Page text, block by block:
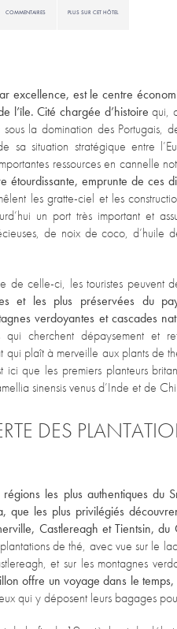
COMMENTAIRES PLUS SUR CET HÔTEL
excellence, est le centre
l’île. Cité chargée d’histoire qui,
sous la domination des Portugais,
sa situation stratégique entre
ressources en cannelle
étourdissante, emprunte de ces
les gratte-ciel et les
un port très important et
de noix de coco, d’huile
de celle-ci, les touristes peuvent
et les plus préservées du
verdoyantes et cascades
cherchent dépaysement et
qui plaît à merveille aux plants de
ici que les premiers planteurs
sinensis venus d’Inde et de
DES
les plus authentiques du
que les plus privilégiés
Castlereagh et Tientsin, du
de thé, avec vue sur le
et sur les montagnes
offre un voyage dans le temps,
qui y déposent leurs bagages